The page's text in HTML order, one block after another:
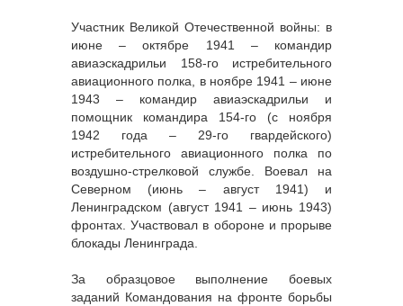
Участник Великой Отечественной войны: в
июне – октябре 1941 – командир
авиаэскадрильи 158-го истребительного
авиационного полка, в ноябре 1941 – июне
1943 – командир авиаэскадрильи и
помощник командира 154-го (с ноября
1942 года – 29-го гвардейского)
истребительного авиационного полка по
воздушно-стрелковой службе. Воевал на
Северном (июнь – август 1941) и
Ленинградском (август 1941 – июнь 1943)
фронтах. Участвовал в обороне и прорыве
блокады Ленинграда.
За образцовое выполнение боевых
заданий Командования на фронте борьбы